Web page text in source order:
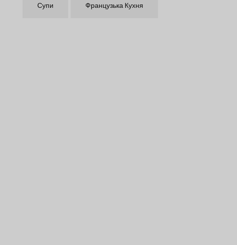
Супи Французька Кухня